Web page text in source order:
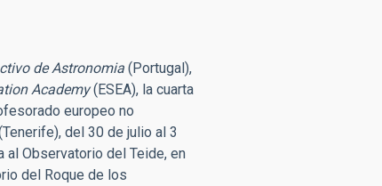
de Astronomia (Portugal),
Academy(ESEA), la cuarta
europeo no
del 30 de julio al 3
Observatorio del Teide, en
del Roque de los